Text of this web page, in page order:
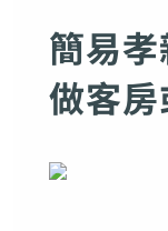
簡易
做客房